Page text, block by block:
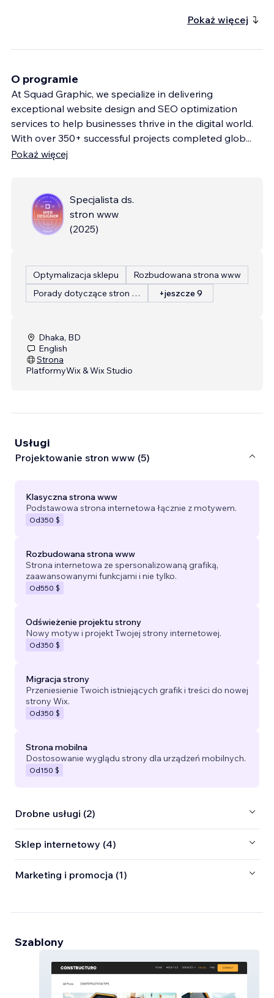
Pokaż więcej
O programie
At Squad Graphic, we specialize in delivering
exceptional website design and SEO optimization
services to help businesses thrive in the digital world.
With over 350+ successful projects completed glob...
Pokaż więcej
Specjalista ds.
stron www
(2025)
Optymalizacja sklepu
Rozbudowana strona www
Porady dotyczące stron internetowych
+jeszcze 9
Dhaka, BD
English
Strona
PlatformyWix & Wix Studio
Usługi
Projektowanie stron www (5)
Klasyczna strona www
Podstawowa strona internetowa łącznie z motywem.
Od350 $
Rozbudowana strona www
Strona internetowa ze spersonalizowaną grafiką,
zaawansowanymi funkcjami i nie tylko.
Od550 $
Odświeżenie projektu strony
Nowy motyw i projekt Twojej strony internetowej.
Od350 $
Migracja strony
Przeniesienie Twoich istniejących grafik i treści do nowej
strony Wix.
Od350 $
Strona mobilna
Dostosowanie wyglądu strony dla urządzeń mobilnych.
Od150 $
Drobne usługi (2)
Sklep internetowy (4)
Marketing i promocja (1)
Szablony